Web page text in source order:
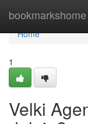
bookmarkshome
Home
Home
1
Velki